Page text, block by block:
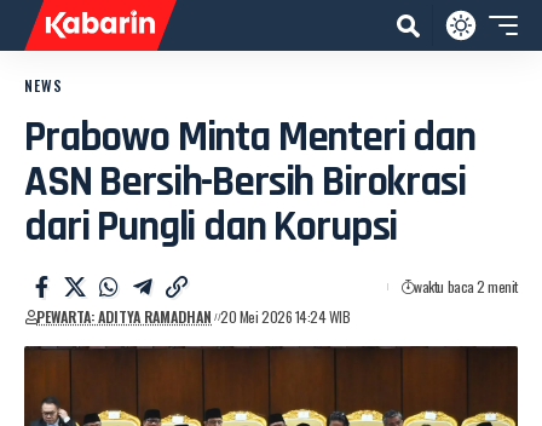
NEWS
Prabowo Minta Menteri dan
ASN Bersih-Bersih Birokrasi
dari Pungli dan Korupsi
PEWARTA: ADITYA RAMADHAN 20 Mei 2026 14:24 WIB
waktu baca 2 menit